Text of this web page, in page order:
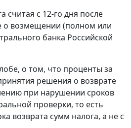
с 12-го дня после
о возмещении (полном или
банка Российской
о том, что проценты за
решения о возврате
при нарушении сроков
проверки, то есть
возврата сумм налога, а не с